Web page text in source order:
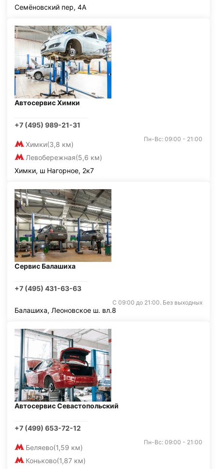
Семёновский пер, 4А
Автосервис Химки
+7 (495) 989-21-31
Химки(3,8 км)
Левобережная(5,6 км)
Пн-Вс: 09:00 - 21:00
Химки, ш Нагорное, 2к7
Сервис Балашиха
+7 (495) 431-63-63
С 09:00 до 21:00. Без выходных
Балашиха, Леоновское ш. вл.8
Автосервис Севастопольский
+7 (499) 653-72-12
Беляево(1,59 км)
Коньково(1,87 км)
Пн-Вс: 09:00 - 21:00